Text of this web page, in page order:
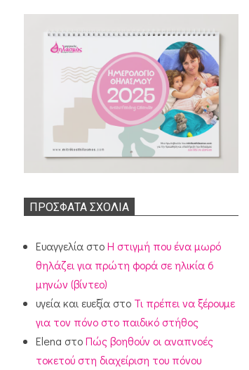
ΠΡΌΣΦΑΤΑ ΣΧΌΛΙΑ
Ευαγγελία στοΗ στιγμή που ένα μωρό
θηλάζει για πρώτη φορά σε ηλικία 6
μηνών (βίντεο)
υγεία και ευεξία στο Τι πρέπει να ξέρουμε
για τον πόνο στο παιδικό στήθος
Elena στοΠώς βοηθούν οι αναπνοές
τοκετού στη διαχείριση του πόνου